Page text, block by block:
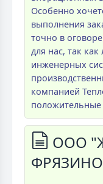
Особенно
выполнения
точно в
для нас, так
инженерных
компанией
положительные
ООО